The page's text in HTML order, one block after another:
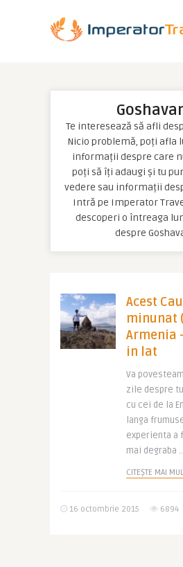
Te interesează să afli
Nicio problemă, poți afla
informații despre care
poți să îți adaugi și tu
vedere sau informații
Intră pe Imperator
descoperi o întreaga
despre
Acest
minunat
Armenia
in lat
Va
zile despre
cu cei de la
langa
experienta a
mai degraba ..
CITEȘTE MAI
16 octombrie 2015 6894